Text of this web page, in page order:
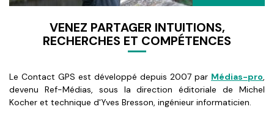
VENEZ PARTAGER INTUITIONS,
RECHERCHES ET COMPÉTENCES
Le Contact GPS est développé depuis 2007 par Médias-pro,
devenu Ref-Médias, sous la direction éditoriale de Michel
Kocher et technique d'Yves Bresson, ingénieur informaticien.